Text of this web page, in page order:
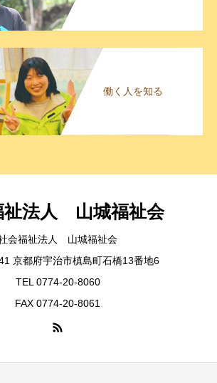
働く人を知る
祉法人 山城福祉会
会福祉法人 山城福祉会
京都府宇治市槙島町石橋13番地6
TEL 0774-20-8060
FAX 0774-20-8061